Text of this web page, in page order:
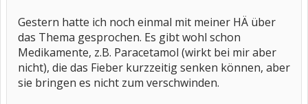
Gestern hatte ich noch einmal mit meiner HÄ über
das Thema gesprochen. Es gibt wohl schon
Medikamente, z.B. Paracetamol (wirkt bei mir aber
nicht), die das Fieber kurzzeitig senken können, aber
sie bringen es nicht zum verschwinden.